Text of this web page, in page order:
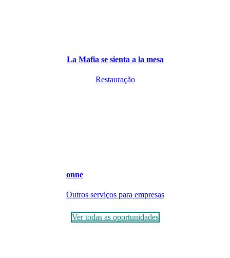
La Mafia se sienta a la mesa
Restauração
onne
Outros serviços para empresas
Ver todas as oportunidades